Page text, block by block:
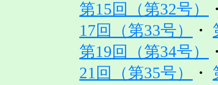
第15回（第32号）
17回（第33号）
・
第19回（第34号）
21回（第35号）
・